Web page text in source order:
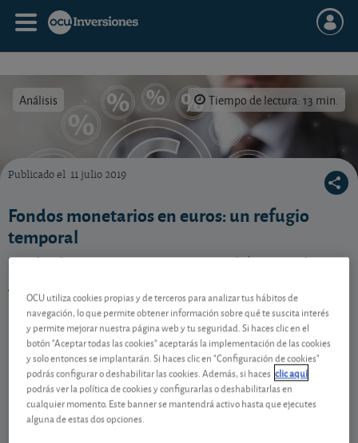
Análisis Tiempo de lectura: 13 min.
Un buen fondo monetario en euros puede servirle de refugio en tiempos difíciles
Publicado el 11 julio 2019
Fondos monetarios en euros: un refugio
temporal
Los fondos monetarios en euros podrían servirle
Todos los detalles.
Contenido reservado a SOCIOS
Gestiona tu dinero con visión
experta
OCU utiliza cookies propias y de terceros para analizar tus hábitos de
navegación, lo que permite obtener información sobre qué te suscita interés
y permite mejorar nuestra página web y tu seguridad. Si haces clic en el
botón "Aceptar todas las cookies" aceptarás la implementación de las cookies
y solo entonces se implantarán. Si haces clic en "Configuración de cookies"
podrás configurar o deshabilitar las cookies. Además, si haces clic aquí
podrás ver la política de cookies y configurarlas o deshabilitarlas en
cualquier momento. Este banner se mantendrá activo hasta que ejecutes
alguna de estas dos opciones.